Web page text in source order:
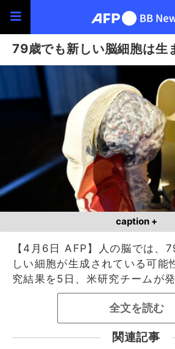
79歳でも新しい脳細胞は生
caption +
【4月6日 AFP】人の脳では、
しい細胞が生成されている可能
究結果を5日、米研究チームが発
全文を読む
関連記事